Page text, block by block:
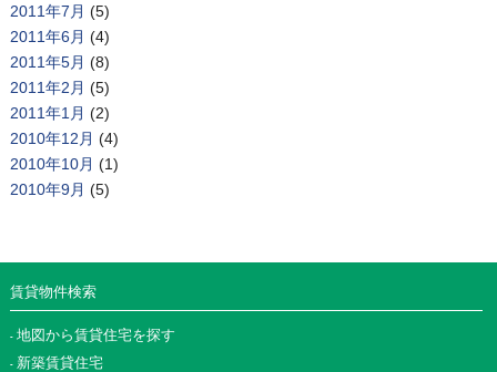
2011年7月 (5)
2011年6月 (4)
2011年5月 (8)
2011年2月 (5)
2011年1月 (2)
2010年12月 (4)
2010年10月 (1)
2010年9月 (5)
賃貸物件検索
地図から賃貸住宅を探す
新築賃貸住宅